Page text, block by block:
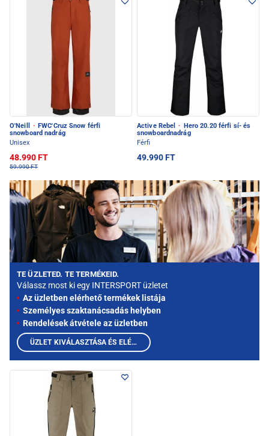
O'Neill · FWC'Cruz Snow férfi
snowboard nadrág
Unisex
48.990 FT
59.990 FT
Active Rebel · Hero 20.20 férfi sí- és
snowboardnadrág
Férfi
49.990 FT
TE ÜZLETED. TE TERMÉKEID.
Válassz most ki egy INTERSPORT üzletet
Az üzletben elérhető termékek listája
Személyes szaktanácsadás helyben
Rendelések átvétele az üzletben
ÜZLET KIVÁLASZTÁSA ÉS ELÉRHETŐ TERMÉKEK MEGTEKINTÉSE